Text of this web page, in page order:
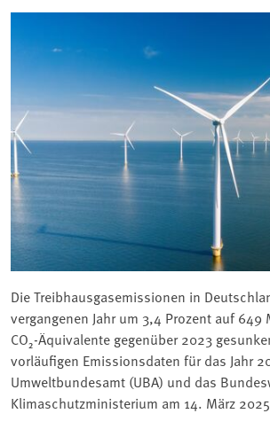
Die Treibhausgasemissionen in
vergangenen Jahr um 3,4 Prozent auf 649
CO₂-Äquivalente gegenüber 2023
vorläufigen Emissionsdaten für das Jahr
Umweltbundesamt (UBA) und das
Klimaschutzministerium am 14. März